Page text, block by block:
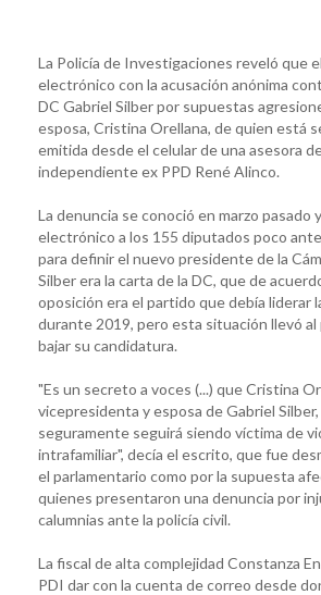
La Policía de Investigaciones reveló que
electrónico con la acusación anónima
DC Gabriel Silber por supuestas
esposa, Cristina Orellana, de quien está
emitida desde el celular de una asesora
independiente ex PPD René Alinco.
La denuncia se conoció en marzo pasado
electrónico a los 155 diputados poco
para definir el nuevo presidente de la
Silber era la carta de la DC, que de
oposición era el partido que debía liderar
durante 2019, pero esta situación llevó al
bajar su candidatura.
"Es un secreto a voces (...) que Cristina
vicepresidenta y esposa de Gabriel
seguramente seguirá siendo víctima de
intrafamiliar", decía el escrito, que fue
el parlamentario como por la supuesta
quienes presentaron una denuncia por
calumnias ante la policía civil.
La fiscal de alta complejidad Constanza
PDI dar con la cuenta de correo desde